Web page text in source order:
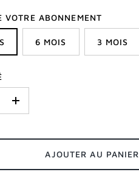
VOTRE ABONNEMENT
6 MOIS 3 MOIS
+
AJOUTER AU PANIER